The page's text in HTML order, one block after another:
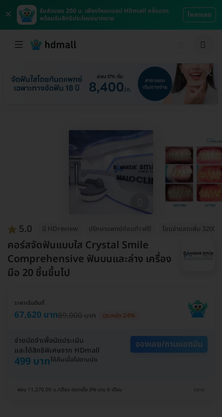
×
รับส่วนลด 200 บ. เพียงโหลดแอป HDmall ครั้งแรก
พร้อมรับสิทธิประโยชน์มากมาย
โหลดเลย
5.0 มี HDreview ปรึกษาแพทย์ก่อนทำ ฟรี! โอนจ่ายลดเพิ่ม 3200
คอร์สจัดฟันแบบใส Crystal Smile
Comprehensive ฟันบนและล่าง เครื่อง
มือ 20 ชิ้นขึ้นไป
ราคาเริ่มต้นที่
67,620 บาท89,000 บาท ประหยัด 24%
จ่ายมัดจำเพื่อนัดประเมิน
และได้สิทธิพิเศษจาก HDmall
499 บาทได้คืนเมื่อไปตามนัด
จองเลย/ถามแอดมิน
ผ่อน 11,270.00 บ./เดือน ดอกเบี้ย 0% นาน 6 เดือน ขยาย